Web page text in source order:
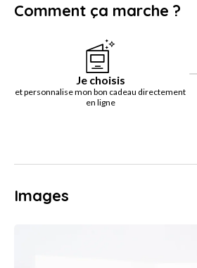
Comment ça marche ?
Je choisis
et personnalise mon bon cadeau directement
en ligne
Images